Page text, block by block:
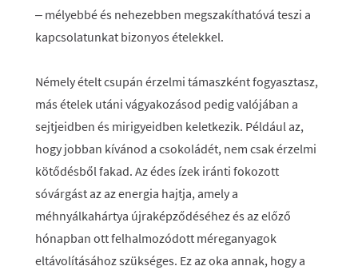
– mélyebbé és nehezebben megszakíthatóvá teszi a
kapcsolatunkat bizonyos ételekkel.
Némely ételt csupán érzelmi támaszként fogyasztasz,
más ételek utáni vágyakozásod pedig valójában a
sejtjeidben és mirigyeidben keletkezik. Például az,
hogy jobban kívánod a csokoládét, nem csak érzelmi
kötődésből fakad. Az édes ízek iránti fokozott
sóvárgást az az energia hajtja, amely a
méhnyálkahártya újraképződéséhez és az előző
hónapban ott felhalmozódott méreganyagok
eltávolításához szükséges. Ez az oka annak, hogy a